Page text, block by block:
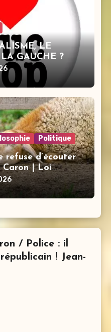
LE
GAUCHE ?
Politique
refuse d’écouter
Caron | Loi
/ Police : il
! Jean-